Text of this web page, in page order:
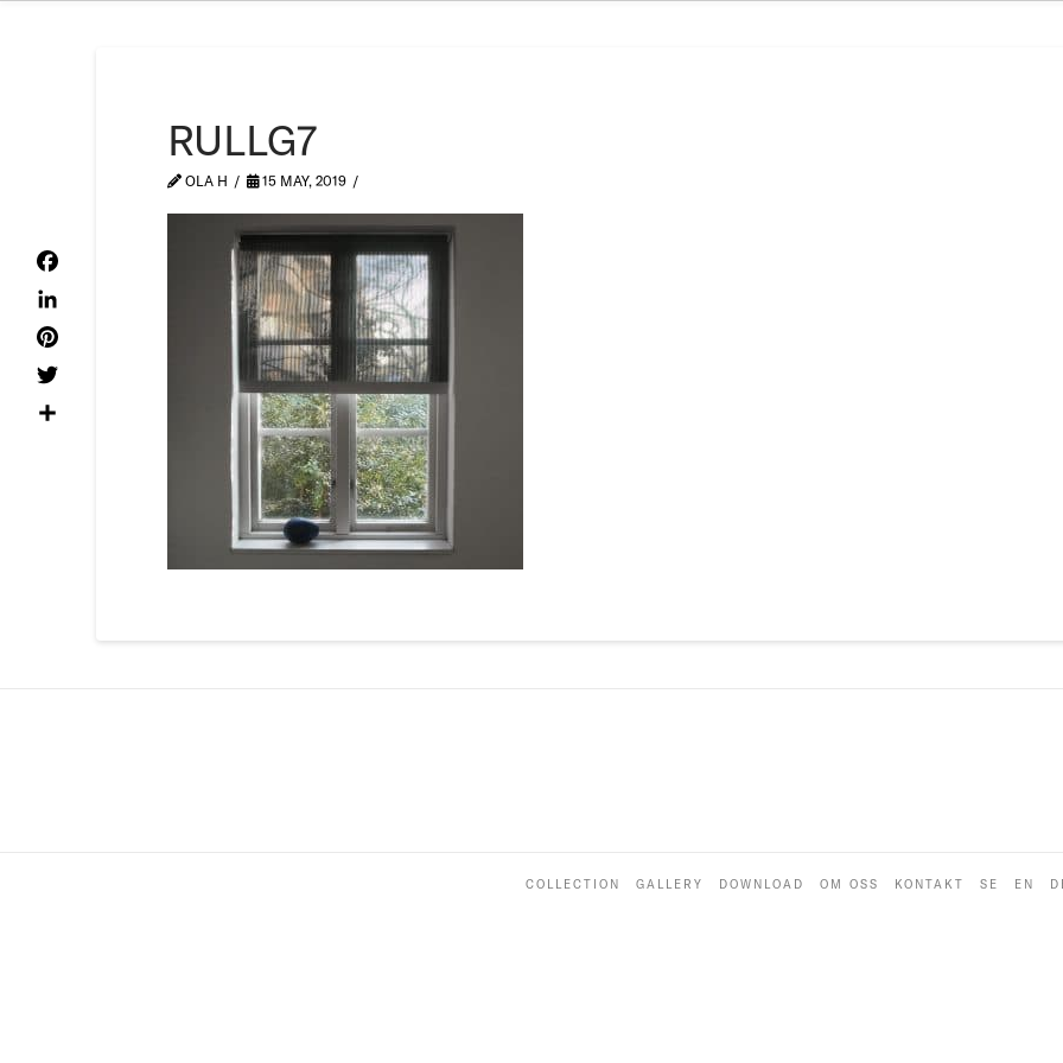
RULLG7
OLA H 15 MAY, 2019
COLLECTION GALLERY DOWNLOAD OM OSS KONTAKT SE EN
Facebook
LinkedIn
Pinterest
Twitter